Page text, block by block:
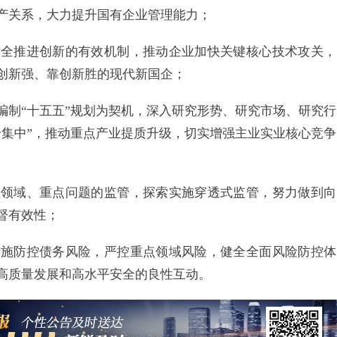
系，大力提升国有企业管理能力；
进创新的有效机制，推动企业加快关键核心技术攻关，
强、靠创新胜的现代新国企；
“十五五”规划为契机，深入研究形势、研究市场、研究行
中”，推动重点产业提质升级，切实增强主业实业核心竞争
、重点问题的监管，探索实施穿透式监管，努力做到向
有效性；
控债务风险，严控重点领域风险，健全全面风险防控体
量发展和高水平安全的良性互动。